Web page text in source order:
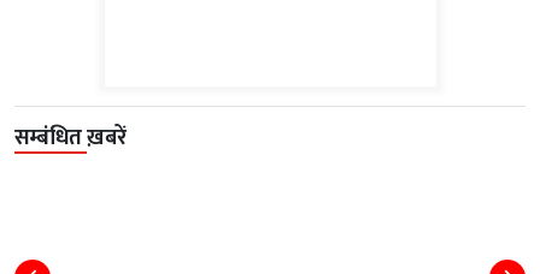
सम्बंधित ख़बरें